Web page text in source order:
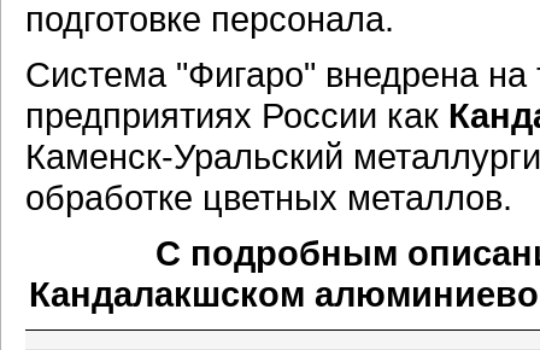
подготовке персонала.
Система "Фигаро" внедрена на
предприятиях России как
Каменск-Уральский
обработке цветных металлов.
С подробным
Кандалакшском